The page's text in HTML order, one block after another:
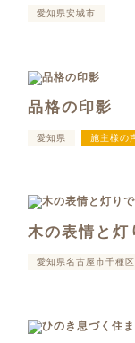
愛知県安城市
品格の印影
愛知県 施主様の
木の表情と灯
愛知県名古屋市千種区